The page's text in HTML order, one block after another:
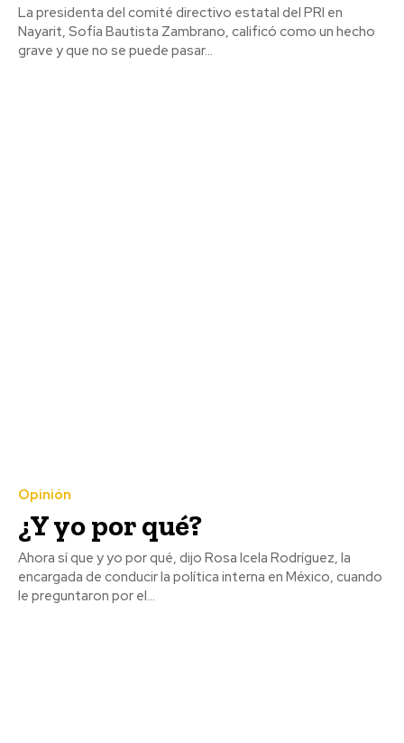
La presidenta del comité directivo estatal del PRI en
Nayarit, Sofía Bautista Zambrano, calificó como un hecho
grave y que no se puede pasar...
Opinión
¿Y yo por qué?
Ahora sí que y yo por qué, dijo Rosa Icela Rodríguez, la
encargada de conducir la política interna en México, cuando
le preguntaron por el...